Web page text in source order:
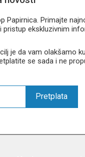
Primajte
ekskluzivnim
je da vam olakšamo
se sada i ne
Pretplata